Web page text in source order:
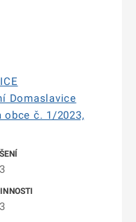
Domaslavice
obce č. 1/2023,